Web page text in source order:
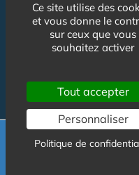
Résidence Services
Achat pour y vivreen
FAQ
Investir en Résidence
Investir en LMNP dans
Besoin
Ce site utilise des
et vous donne le
sur ceux que vous
souhaitez activer
Tout accepter
Personnaliser
Politique de